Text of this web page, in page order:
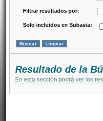
Filtrar resultados por:
Solo incluidos en Subasta:
Resultado de la
En esta sección podrá ver los